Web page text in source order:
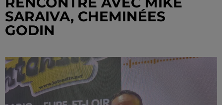
SARAIVA, CHEMINÉES
GODIN